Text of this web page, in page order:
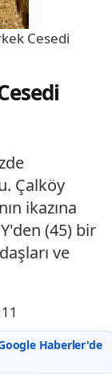
Cesedi
Çalköy
ikazına
(45) bir
ve
Haberler'de